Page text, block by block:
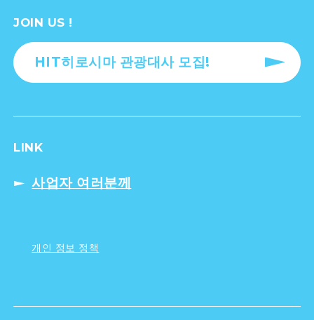
JOIN US !
HIT히로시마 관광대사 모집!
LINK
사업자 여러분께
개인 정보 정책